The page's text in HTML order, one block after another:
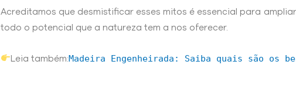
Acreditamos que desmistificar esses mitos é essencial para
todo o potencial que a natureza tem a nos oferecer.
Leia também:Madeira Engenheirada: Saiba quais são os